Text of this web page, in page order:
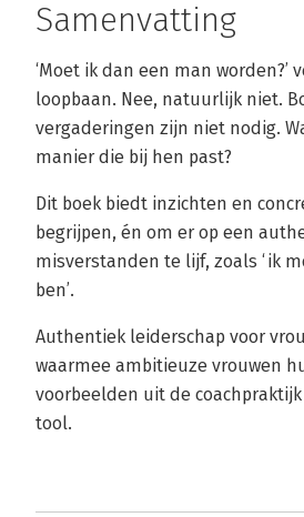
Samenvatting
‘Moet ik dan een man
loopbaan. Nee, natuurlijk niet.
vergaderingen zijn niet nodig.
manier die bij hen past?
Dit boek biedt inzichten en
begrijpen, én om er op een
misverstanden te lijf, zoals ‘ik
ben’.
Authentiek leiderschap voor
waarmee ambitieuze vrouwen
voorbeelden uit de
tool.